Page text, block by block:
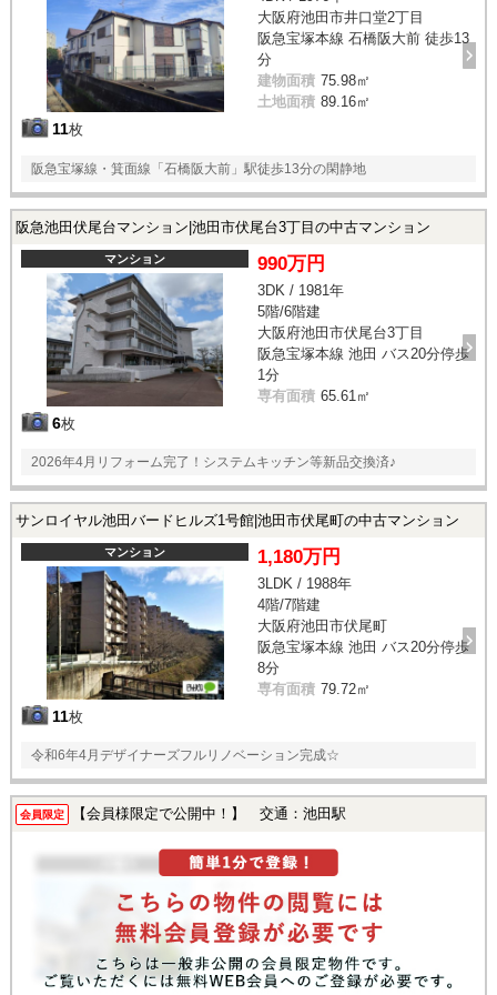
11枚
大阪府池田市井口堂2丁目
阪急宝塚本線 石橋阪大前 徒歩13
分
建物面積 75.98㎡
土地面積 89.16㎡
阪急宝塚線・箕面線「石橋阪大前」駅徒歩13分の閑静地
阪急池田伏尾台マンション|池田市伏尾台3丁目の中古マンション
マンション
6枚
990万円
3DK / 1981年
5階/6階建
大阪府池田市伏尾台3丁目
阪急宝塚本線 池田 バス20分停歩
1分
専有面積 65.61㎡
2026年4月リフォーム完了！システムキッチン等新品交換済♪
サンロイヤル池田バードヒルズ1号館|池田市伏尾町の中古マンション
マンション
11枚
1,180万円
3LDK / 1988年
4階/7階建
大阪府池田市伏尾町
阪急宝塚本線 池田 バス20分停歩
8分
専有面積 79.72㎡
令和6年4月デザイナーズフルリノベーション完成☆
会員限定 【会員様限定で公開中！】 交通：池田駅